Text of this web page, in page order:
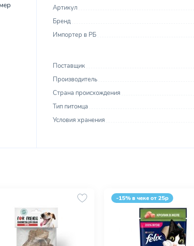
Артикул
Бренд
Импортер в РБ
Поставщик
Производитель
Страна происхождения
Тип питомца
Условия хранения
-15% в чеке от 25р